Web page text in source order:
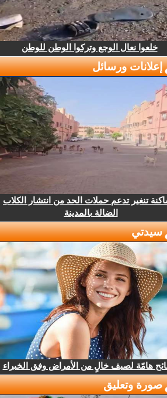
خلعوا نعال الوجع وتركوا الوطن للوطن
ورسائل
تنغير تدعم حملات الحد من انتشار الكلاب
الضالة بالمدينة
هامّة لصيف خالٍ من الأمراض وفق الخبراء
وتعليق